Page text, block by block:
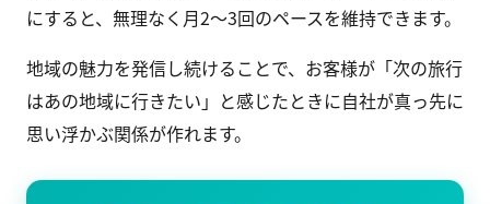
にすると、無理なく月2〜3回のペースを維持できます。
地域の魅力を発信し続けることで、お客様が「次の旅行
はあの地域に行きたい」と感じたときに自社が真っ先に
思い浮かぶ関係が作れます。